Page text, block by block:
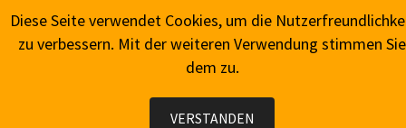
Springe
Diese Seite verwendet Cookies, um die
zu verbessern. Mit der weiteren Verwendung stimmen Sie
dem zu.
VERSTANDEN